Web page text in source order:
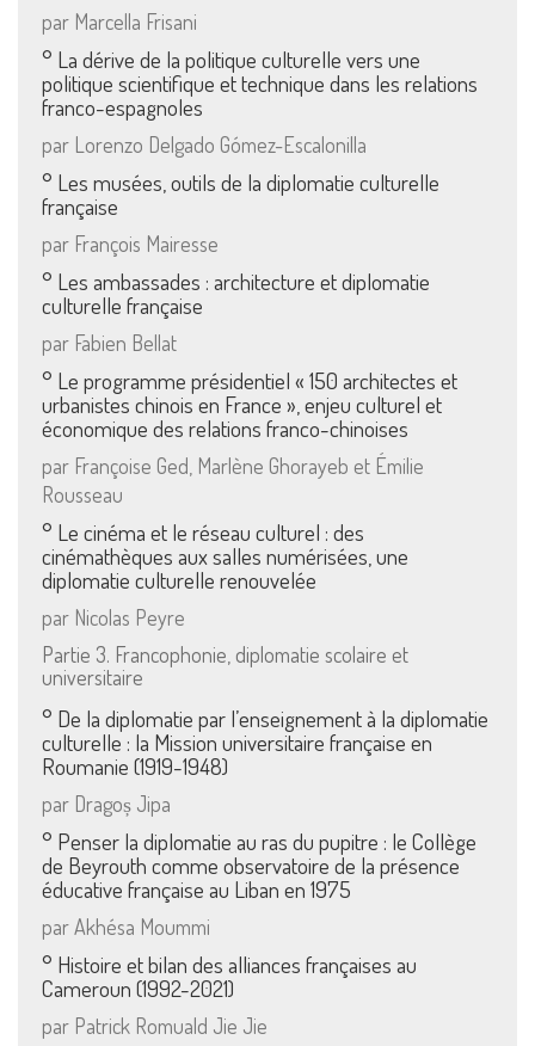
par Marcella Frisani
° La dérive de la politique culturelle vers une
politique scientifique et technique dans les relations
franco-espagnoles
par Lorenzo Delgado Gómez-Escalonilla
° Les musées, outils de la diplomatie culturelle
française
par François Mairesse
° Les ambassades : architecture et diplomatie
culturelle française
par Fabien Bellat
° Le programme présidentiel « 150 architectes et
urbanistes chinois en France », enjeu culturel et
économique des relations franco-chinoises
par Françoise Ged, Marlène Ghorayeb et Émilie
Rousseau
° Le cinéma et le réseau culturel : des
cinémathèques aux salles numérisées, une
diplomatie culturelle renouvelée
par Nicolas Peyre
Partie 3. Francophonie, diplomatie scolaire et
universitaire
° De la diplomatie par l’enseignement à la diplomatie
culturelle : la Mission universitaire française en
Roumanie (1919-1948)
par Dragoș Jipa
° Penser la diplomatie au ras du pupitre : le Collège
de Beyrouth comme observatoire de la présence
éducative française au Liban en 1975
par Akhésa Moummi
° Histoire et bilan des alliances françaises au
Cameroun (1992-2021)
par Patrick Romuald Jie Jie